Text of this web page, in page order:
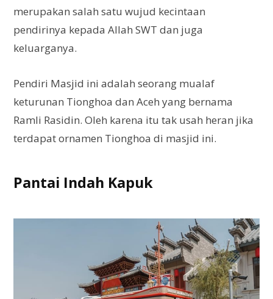
merupakan salah satu wujud kecintaan
pendirinya kepada Allah SWT dan juga
keluarganya.
Pendiri Masjid ini adalah seorang mualaf
keturunan Tionghoa dan Aceh yang bernama
Ramli Rasidin. Oleh karena itu tak usah heran jika
terdapat ornamen Tionghoa di masjid ini.
Pantai Indah Kapuk